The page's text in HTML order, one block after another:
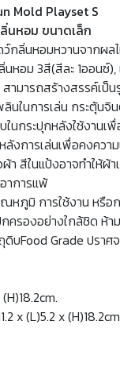
Mold Playset S
นหอม ขนาดเล็ก
ว์กลิ่นหอมหวานจาก
นหอม 3สี(สีละ 1ออ
มารถสร้างสรรค์เป็น
นในการเล่น กระตุ้น
ในกระปุกหลังใช้งานเ
งการเล่นเพื่อคงควา
สีในแป้งอาจทำให้
าการแพ้
หภูมิ การใช้งาน หรือ
ครองอย่างใกล้ชิด ห้า
Grade ปราศจ
x (L)5.2 x